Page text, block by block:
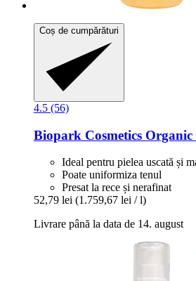
Coș de cumpărături
4.5 (56)
Biopark Cosmetics Organic
Ideal pentru pielea uscată și
Poate uniformiza tenul
Presat la rece și nerafinat
52,79 lei (1.759,67 lei / l)
Livrare până la data de 14. august